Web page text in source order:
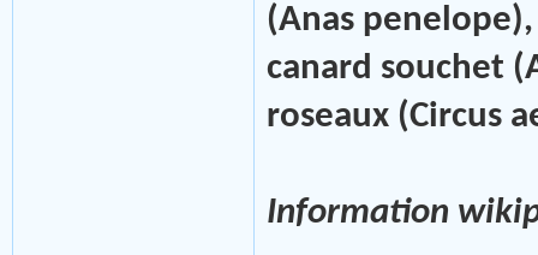
(Anas
canard souchet
roseaux (Circus
Information